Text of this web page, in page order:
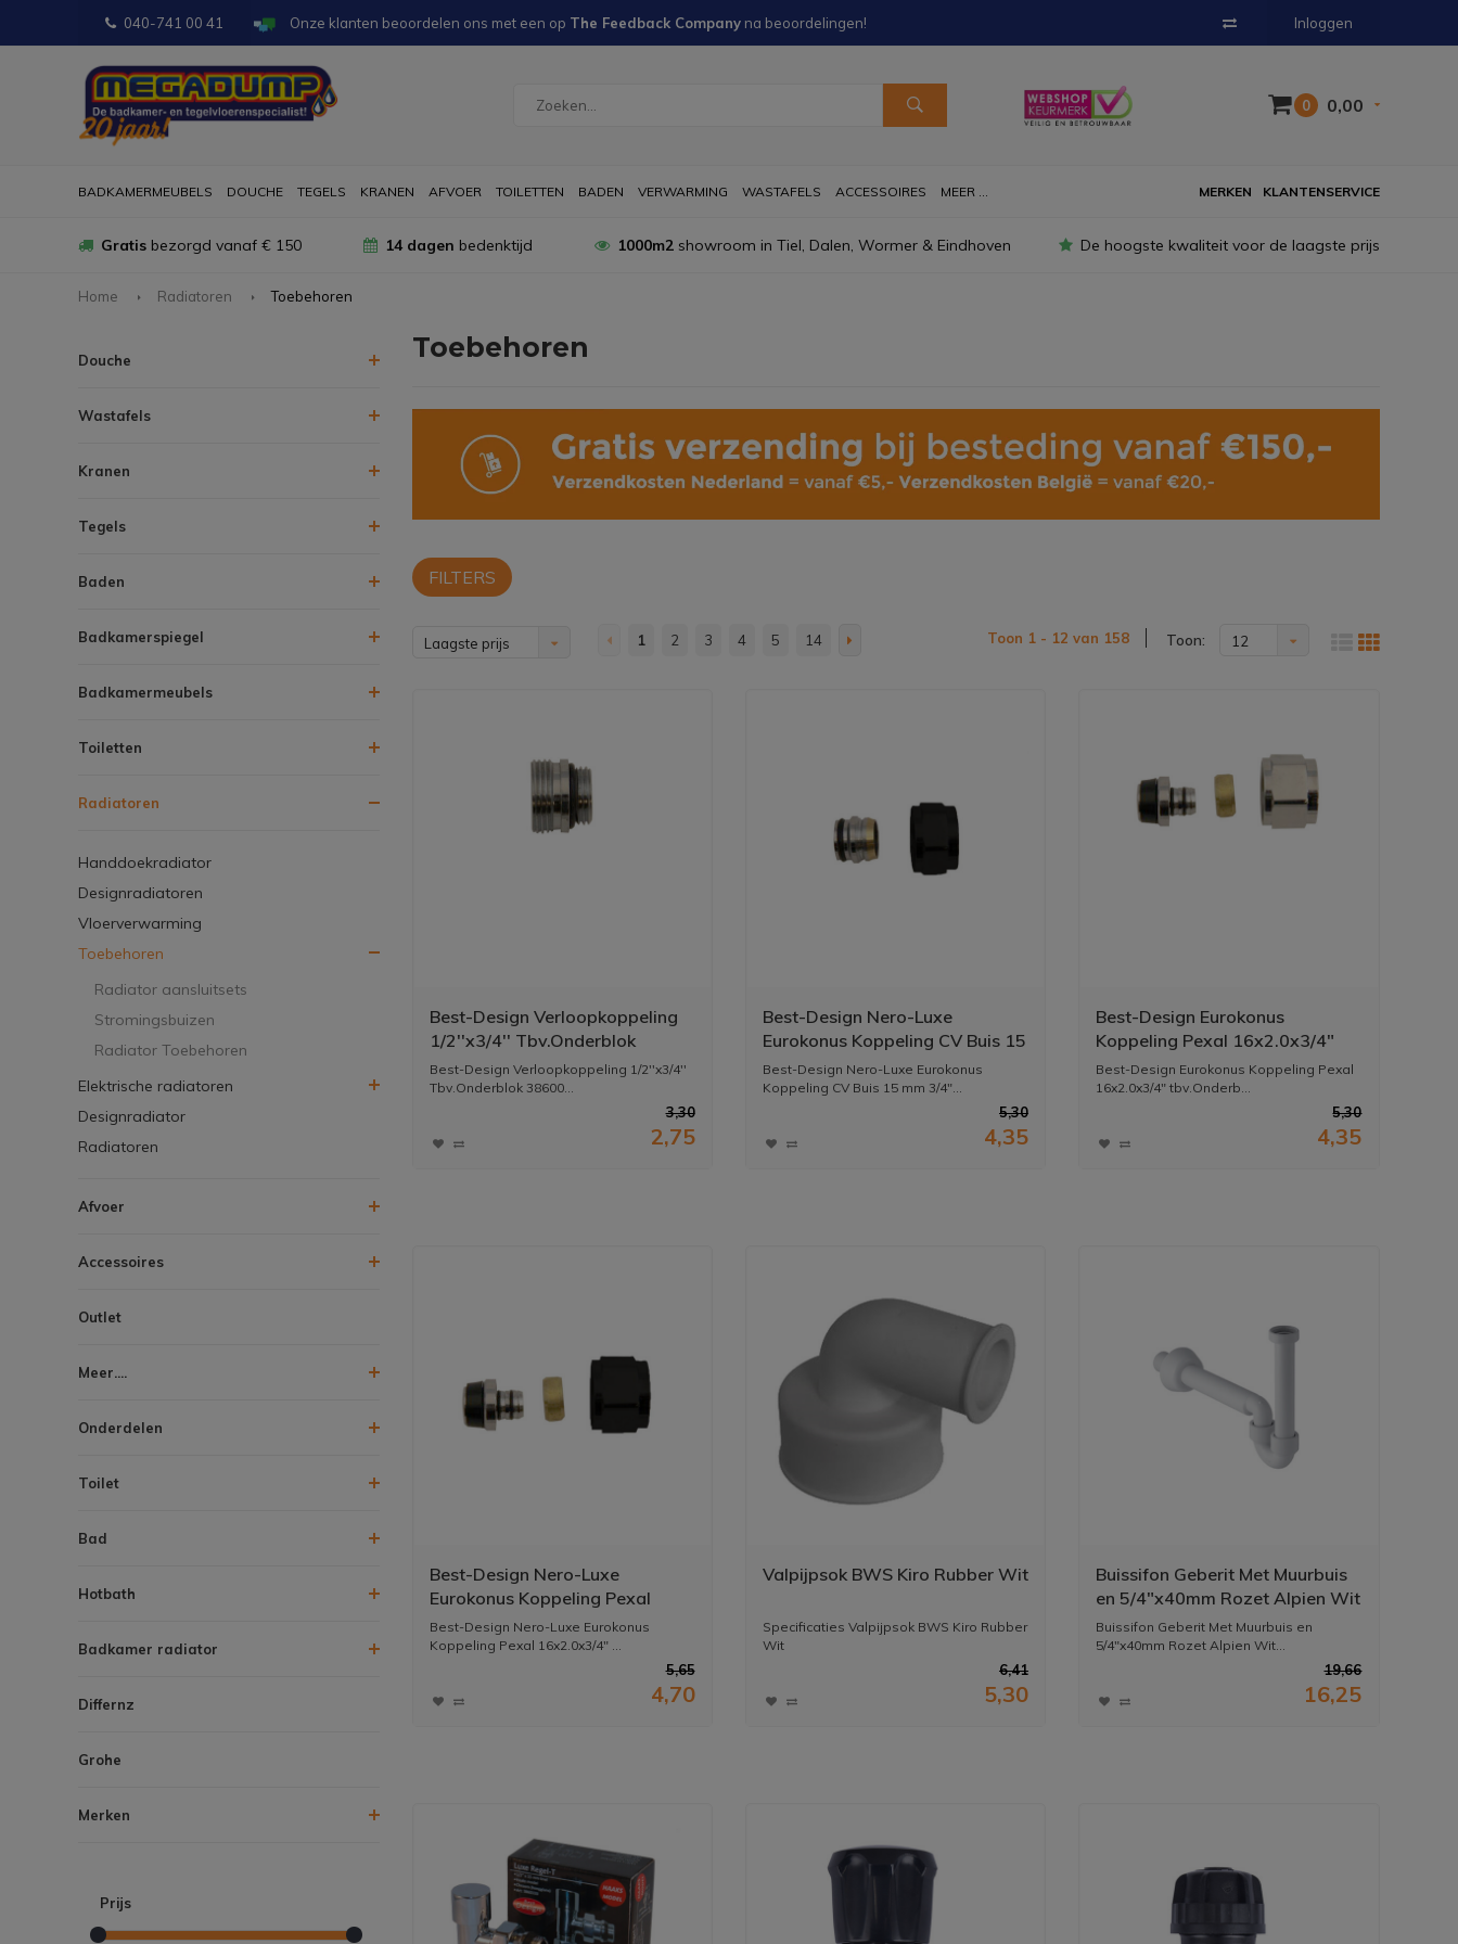
040-741 00 41 Onze klanten beoordelen ons met een op The Feedback Company na beoordelingen! Inloggen
0 0,00
BADKAMERMEUBELS DOUCHE TEGELS KRANEN AFVOER TOILETTEN BADEN VERWARMING WASTAFELS ACCESSOIRES MEER ... KLANTENSERVICE
MERKEN
Gratis bezorgd vanaf € 150 14 dagen bedenktijd 1000m2showroom in Tiel, Dalen, Wormer & Eindhoven De hoogste kwaliteit voor de laagste prijs
Home Radiatoren Toebehoren
Douche
Wastafels
Kranen
Tegels
Baden
Badkamerspiegel
Badkamermeubels
Toiletten
Radiatoren
Handdoekradiator
Designradiatoren
Vloerverwarming
Toebehoren
Radiator aansluitsets
Stromingsbuizen
Radiator Toebehoren
Elektrische radiatoren
Designradiator
Radiatoren
Afvoer
Accessoires
Outlet
Meer....
Onderdelen
Toilet
Bad
Hotbath
Badkamer radiator
Differnz
Grohe
Merken
Prijs
Toebehoren
FILTERS
Laagste prijs 1 2 3 4 5 14 Toon 1 - 12 van 158 Toon: 12
Best-Design Verloopkoppeling
1/2''x3/4'' Tbv.Onderblok
3860010-3860020-4009820-
4009830
Best-Design Verloopkoppeling 1/2''x3/4''
Tbv.Onderblok 38600...
3,30
2,75
Best-Design Nero-Luxe
Eurokonus Koppeling CV Buis 15
mm 3/4" Mat-Zwart
Best-Design Nero-Luxe Eurokonus
Koppeling CV Buis 15 mm 3/4"...
5,30
4,35
Best-Design Eurokonus
Koppeling Pexal 16x2.0x3/4"
tbv.Onderblok 3860010-
3860020
Best-Design Eurokonus Koppeling Pexal
16x2.0x3/4" tbv.Onderb...
5,30
4,35
Best-Design Nero-Luxe
Eurokonus Koppeling Pexal
16x2.0x3/4" Mat-Zwart
Best-Design Nero-Luxe Eurokonus
Koppeling Pexal 16x2.0x3/4" ...
5,65
4,70
Valpijpsok BWS Kiro Rubber Wit
Specificaties Valpijpsok BWS Kiro Rubber
Wit
* Merk: BW...
6,41
5,30
Buissifon Geberit Met Muurbuis
en 5/4"x40mm Rozet Alpien Wit
Buissifon Geberit Met Muurbuis en
5/4"x40mm Rozet Alpien Wit...
19,66
16,25